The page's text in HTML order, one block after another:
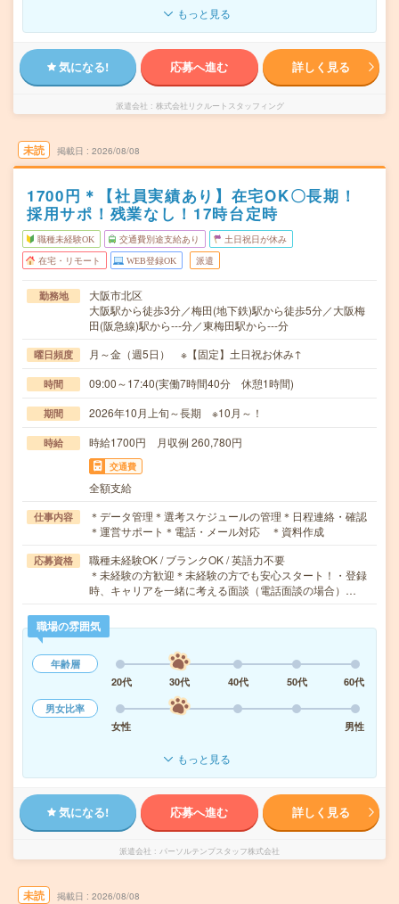
もっと見る
気になる! 応募へ進む 詳しく見る
派遣会社 株式会社リクルートスタッフィング
未読 掲載日 2026/08/08
1700円＊【社員実績あり】在宅OK〇長期！
採用サポ！残業なし！17時台定時
職種未経験OK 交通費別途支給あり 土日祝日が休み
在宅・リモート WEB登録OK 派遣
勤務地
大阪市北区
大阪駅から徒歩3分／梅田(地下鉄)駅から徒歩5分／大阪梅
田(阪急線)駅から---分／東梅田駅から---分
曜日頻度 月～金（週5日） ※【固定】土日祝お休み↑
時間 09:00～17:40(実働7時間40分 休憩1時間)
期間 2026年10月上旬～長期 ※10月～！
時給 時給1700円 月収例 260,780円
交通費
全額支給
仕事内容
＊データ管理＊選考スケジュールの管理＊日程連絡・確認
＊運営サポート＊電話・メール対応 ＊資料作成
応募資格
職種未経験OK / ブランクOK / 英語力不要
＊未経験の方歓迎＊未経験の方でも安心スタート！・登録
時、キャリアを一緒に考える面談（電話面談の場合）…
職場の雰囲気
年齢層
20代
30代 40代 50代
60代
男女比率
女性
男性
もっと見る
気になる! 応募へ進む 詳しく見る
派遣会社 パーソルテンプスタッフ株式会社
未読 掲載日 2026/08/08